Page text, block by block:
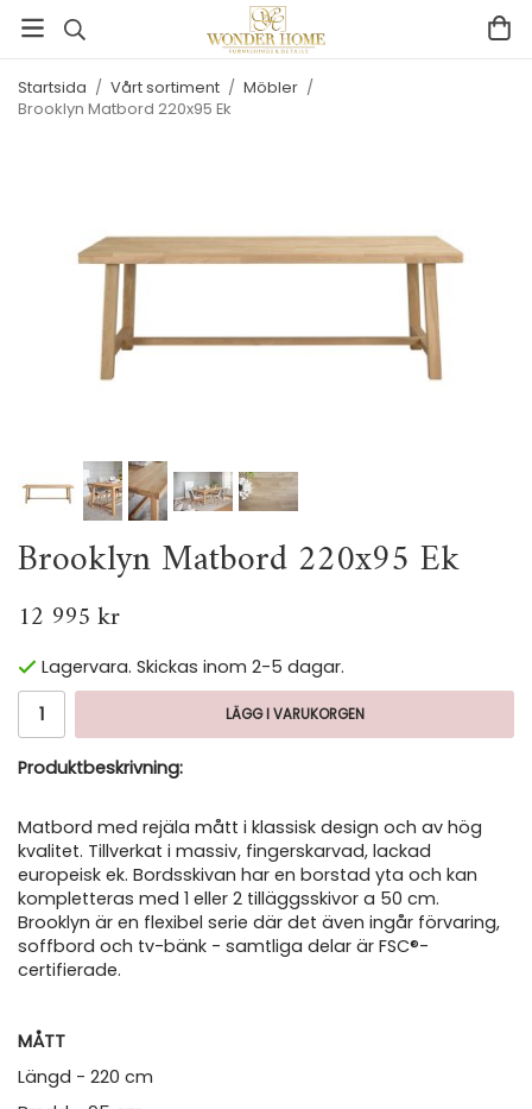
Startsida / Vårt sortiment / Möbler /
Brooklyn Matbord 220x95 Ek
Brooklyn Matbord 220x95 Ek
12 995 kr
Lagervara. Skickas inom 2-5 dagar.
LÄGG I VARUKORGEN
Produktbeskrivning:
Matbord med rejäla mått i klassisk design och av hög
kvalitet. Tillverkat i massiv, fingerskarvad, lackad
europeisk ek. Bordsskivan har en borstad yta och kan
kompletteras med 1 eller 2 tilläggsskivor a 50 cm.
Brooklyn är en flexibel serie där det även ingår förvaring,
soffbord och tv-bänk - samtliga delar är FSC®-
certifierade.
MÅTT
Längd - 220 cm